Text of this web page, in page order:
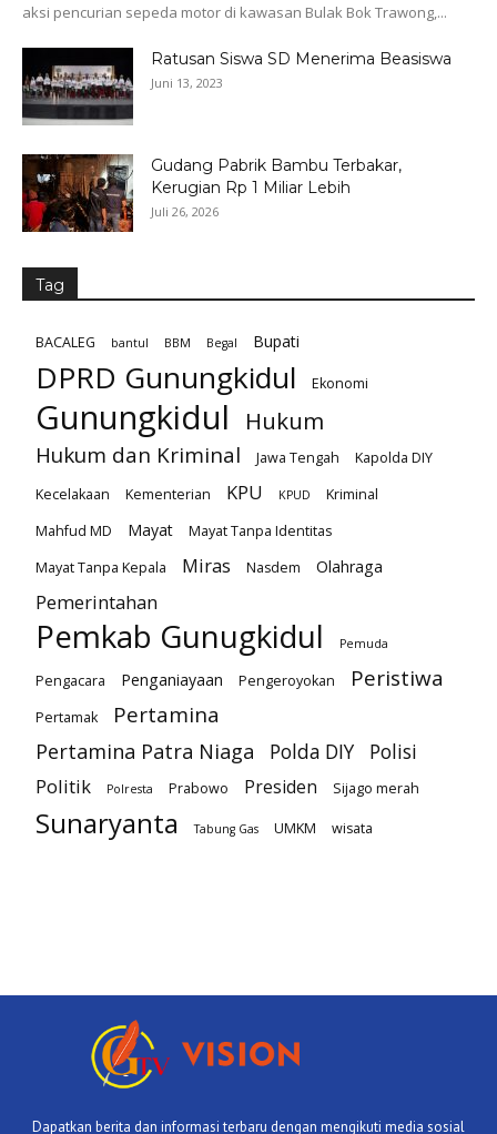
aksi pencurian sepeda motor di kawasan Bulak Bok Trawong,...
Ratusan Siswa SD Menerima Beasiswa
Juni 13, 2023
Gudang Pabrik Bambu Terbakar,
Kerugian Rp 1 Miliar Lebih
Juli 26, 2026
Tag
BACALEG bantul BBM Begal Bupati
DPRD Gunungkidul Ekonomi
Gunungkidul Hukum
Hukum dan Kriminal Jawa Tengah
Kapolda DIY
Kecelakaan
Kementerian KPU KPUD
Kriminal
Mahfud MD
Mayat
Mayat Tanpa Identitas
Mayat Tanpa Kepala
Miras Nasdem Olahraga
Pemerintahan
Pemkab Gunugkidul Pemuda
Pengacara Penganiayaan Pengeroyokan Peristiwa
Pertamak Pertamina
Pertamina Patra Niaga Polda DIY
Polisi
Politik
Polresta Prabowo Presiden Sijago merah
Sunaryanta Tabung Gas UMKM wisata
Dapatkan berita dan informasi terbaru dengan mengikuti media sosial